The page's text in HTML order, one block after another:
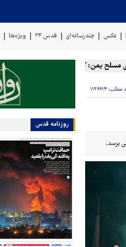
عکس چندرسانه‌ای قدس ۲۴ ویژه‌ها
یمن: کشتی نفتی عربستان را با موشک
مطلب: ۱۱۲۶۶۱۴
برسد.
روزنامه قدس